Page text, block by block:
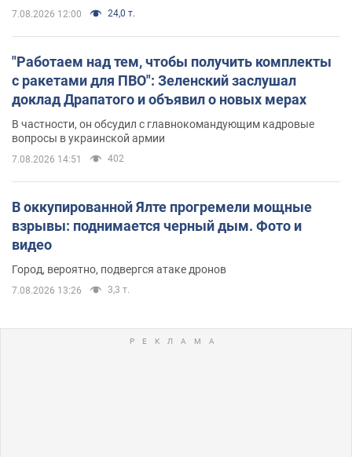
7.08.2026 12:00 24,0 т.
"Работаем над тем, чтобы получить комплекты
с ракетами для ПВО": Зеленский заслушал
доклад Драпатого и объявил о новых мерах
В частности, он обсудил с главнокомандующим кадровые
вопросы в украинской армии
7.08.2026 14:51 402
В оккупированной Ялте прогремели мощные
взрывы: поднимается черный дым. Фото и
видео
Город, вероятно, подвергся атаке дронов
7.08.2026 13:26 3,3 т.